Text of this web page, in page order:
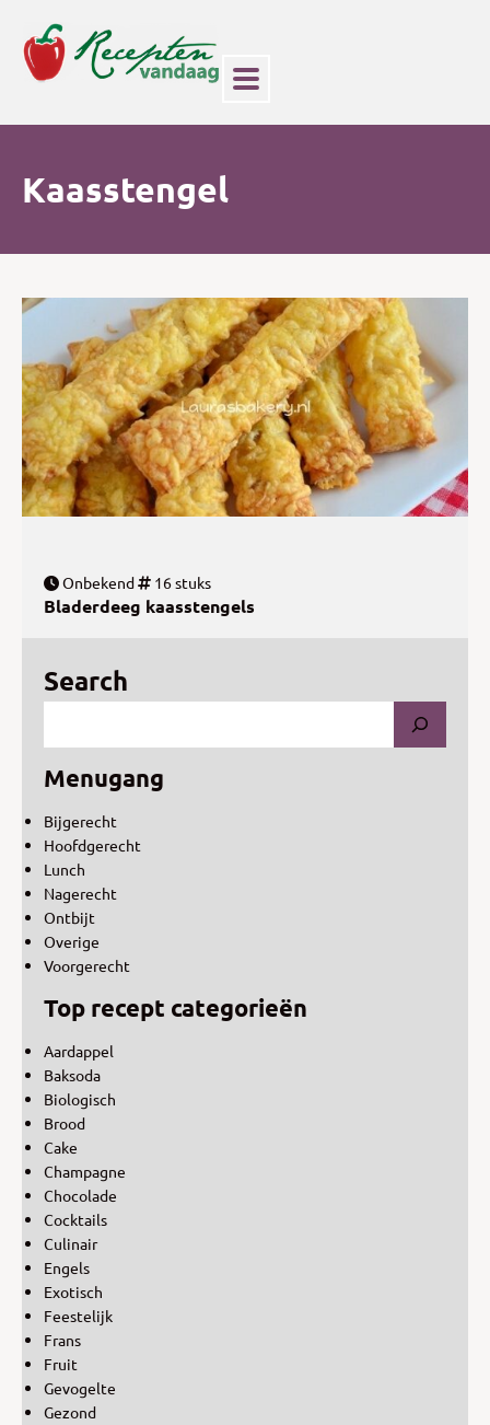
Kaasstengel
Onbekend 16 stuks
Bladerdeeg kaasstengels
Search
Menugang
Bijgerecht
Hoofdgerecht
Lunch
Nagerecht
Ontbijt
Overige
Voorgerecht
Top recept categorieën
Aardappel
Baksoda
Biologisch
Brood
Cake
Champagne
Chocolade
Cocktails
Culinair
Engels
Exotisch
Feestelijk
Frans
Fruit
Gevogelte
Gezond